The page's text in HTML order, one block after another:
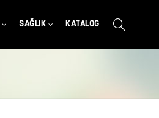
SAĞLIK KATALOG